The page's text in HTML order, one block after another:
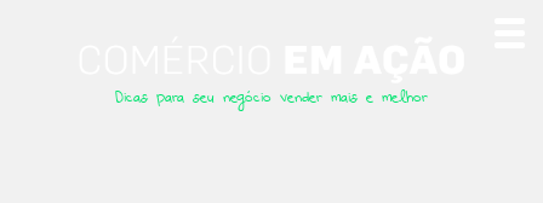
Dicas para seu negócio vender mais e melhor